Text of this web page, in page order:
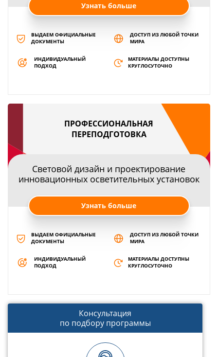
Узнать больше
ВЫДАЕМ ОФИЦИАЛЬНЫЕ
ДОКУМЕНТЫ
ДОСТУП ИЗ ЛЮБОЙ ТОЧКИ
МИРА
ИНДИВИДУАЛЬНЫЙ
ПОДХОД
МАТЕРИАЛЫ ДОСТУПНЫ
КРУГЛОСУТОЧНО
ПРОФЕССИОНАЛЬНАЯ
ПЕРЕПОДГОТОВКА
Световой дизайн и проектирование
инновационных осветительных установок
Узнать больше
ВЫДАЕМ ОФИЦИАЛЬНЫЕ
ДОКУМЕНТЫ
ДОСТУП ИЗ ЛЮБОЙ ТОЧКИ
МИРА
ИНДИВИДУАЛЬНЫЙ
ПОДХОД
МАТЕРИАЛЫ ДОСТУПНЫ
КРУГЛОСУТОЧНО
Консультация
по подбору программы